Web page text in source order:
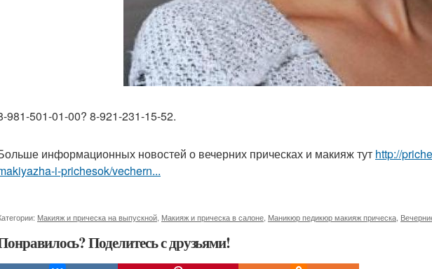
981-501-01-00? 8-921-231-15-52.
информационных новостей о вечерних прическах и макияж тут http://
i-prichesok/vechern...
Макияж и прическа на выпускной Макияж и прическа в салоне Маникюр педикюр макияж прическа
Поделитесь с друзьями!